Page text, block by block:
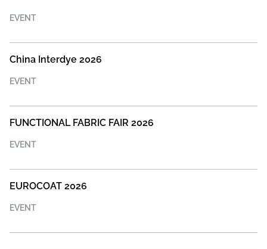
EVENT
China Interdye 2026
EVENT
FUNCTIONAL FABRIC FAIR 2026
EVENT
EUROCOAT 2026
EVENT